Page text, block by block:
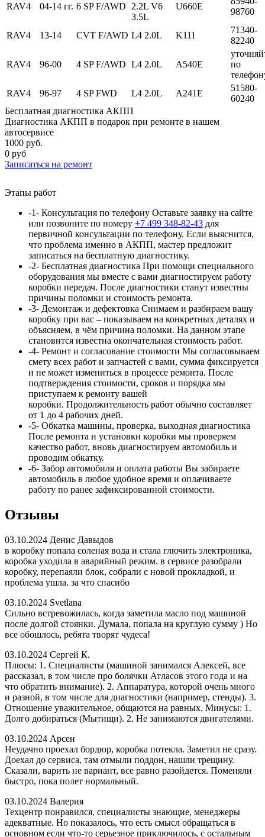
RAV4 04-14 гг. 6 SP F/AWD 2.2L V6
3.5L
U660E
98760
RAV4 13-14 CVT F/AWD L4 2.0L K111
71340-
82240
RAV4 96-00 4 SP F/AWD L4 2.0L A540E
по
RAV4
96-97 4 SP FWD L4 2.0L A241E
51580-
60240
Бесплатная диагностика АКПП
Диагностика АКПП в подарок при ремонте в нашем
автосервисе
1000 руб.
0 руб
Записаться на ремонт
Этапы работ
-1- Консультация по телефону Оставьте заявку на сайте
или позвоните по номеру +7 499 348-82-43 для
первичной консультации по телефону. Если выяснится,
что проблема именно в АКПП, мастер предложит
записаться на бесплатную диагностику.
-2- Бесплатная диагностика При помощи специального
оборудования мы вместе с вами диагностируем работу
коробки передач. После диагностики станут известны
причины поломки и стоимость ремонта.
-3- Демонтаж и дефектовка Снимаем и разбираем вашу
коробку при вас – показываем на конкретных деталях и
объясняем, в чём причина поломки. На данном этапе
становится известна окончательная стоимость работ.
-4- Ремонт и согласование стоимости Мы согласовываем
смету всех работ и запчастей с вами, сумма фиксируется
и не может измениться в процессе ремонта. После
подтверждения стоимости, сроков и порядка мы
приступаем к ремонту вашей
коробки. Продолжительность работ обычно составляет
от 1 до 4 рабочих дней.
-5- Обкатка машины, проверка, выходная диагностика
После ремонта и установки коробки мы проверяем
качество работ, вновь диагностируем автомобиль и
проводим обкатку.
-6- Забор автомобиля и оплата работы Вы забираете
автомобиль в любое удобное время и оплачиваете
работу по ранее зафиксированной стоимости.
Отзывы
03.10.2024 Денис Давыдов
в коробку попала соленая вода и стала глючить электроника,
коробка уходила в аварийный режим. в сервисе разобрали
коробку, перепаяли блок, собрали с новой прокладкой, и
проблема ушла. за что спасибо
03.10.2024 Svetlana
Сильно встревожилась, когда заметила масло под машиной
после долгой стоянки. Думала, попала на круглую сумму ) Но
все обошлось, ребята творят чудеса!
03.10.2024 Сергей К.
Плюсы: 1. Специалисты (машиной занимался Алексей, все
рассказал, в том числе про болячки Атласов этого года и на
что обратить внимание). 2. Аппаратура, которой очень много
и разной, в том числе для диагностики (например, стенды). 3.
Отношение уважительное, общаются на равных. Минусы: 1.
Долго добираться (Мытищи). 2. Не занимаются двигателями.
03.10.2024 Арсен
Неудачно проехал бордюр, коробка потекла. Заметил не сразу.
Доехал до сервиса, там отмыли поддон, нашли трещину.
Сказали, варить не вариант, все равно разойдется. Поменяли
быстро, пока полет нормальный.
03.10.2024 Валерия
Техцентр понравился, специалисты знающие, менеджеры
адекватные. Но показалось, что есть смысл обращаться в
основном если что-то серьезное приключилось, с остальным